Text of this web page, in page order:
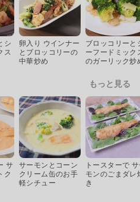
シ
ス
卵入り ウインナー
とブロッコリーの
中華炒め
ブロッコリーと
ーフードミック
のガーリック炒
もっと見る
サ
ク
サーモンとコーン
クリーム缶のお手
軽シチュー
トースターで
モンのごまダレ
き